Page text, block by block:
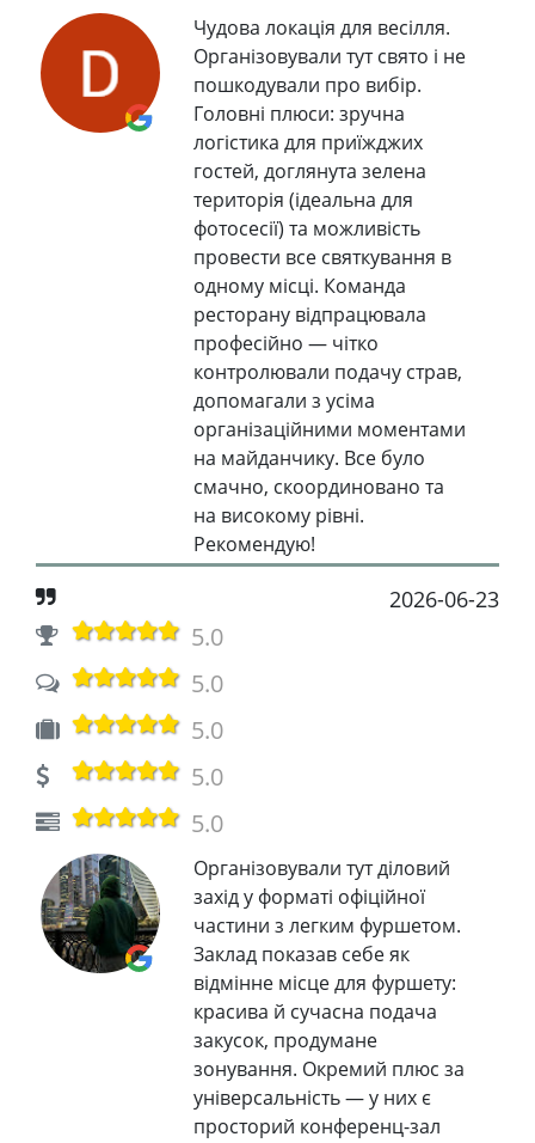
Чудова локація для весілля.
Організовували тут свято і не
пошкодували про вибір.
Головні плюси: зручна
логістика для приїжджих
гостей, доглянута зелена
територія (ідеальна для
фотосесії) та можливість
провести все святкування в
одному місці. Команда
ресторану відпрацювала
професійно — чітко
контролювали подачу страв,
допомагали з усіма
організаційними моментами
на майданчику. Все було
смачно, скоординовано та
на високому рівні.
Рекомендую!
2026-06-23
5.0
5.0
5.0
5.0
5.0
Організовували тут діловий
захід у форматі офіційної
частини з легким фуршетом.
Заклад показав себе як
відмінне місце для фуршету:
красива й сучасна подача
закусок, продумане
зонування. Окремий плюс за
універсальність — у них є
просторий конференц-зал